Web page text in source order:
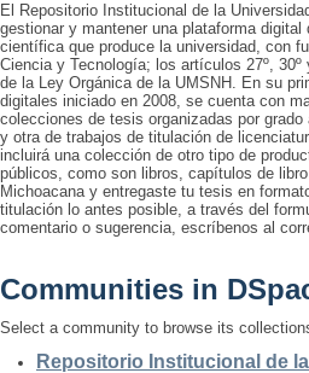
El Repositorio Institucional de la
gestionar y mantener una plataforma
científica que produce la universidad, con
Ciencia y Tecnología; los artículos 27º,
de la Ley Orgánica de la UMSNH. En su
digitales iniciado en 2008, se cuenta con
colecciones de tesis organizadas por
y otra de trabajos de titulación de
incluirá una colección de otro tipo de
públicos, como son libros, capítulos de
Michoacana y entregaste tu tesis en
titulación lo antes posible, a través del
comentario o sugerencia, escríbenos al
Communities in
Select a community to browse its
Repositorio Institucional de